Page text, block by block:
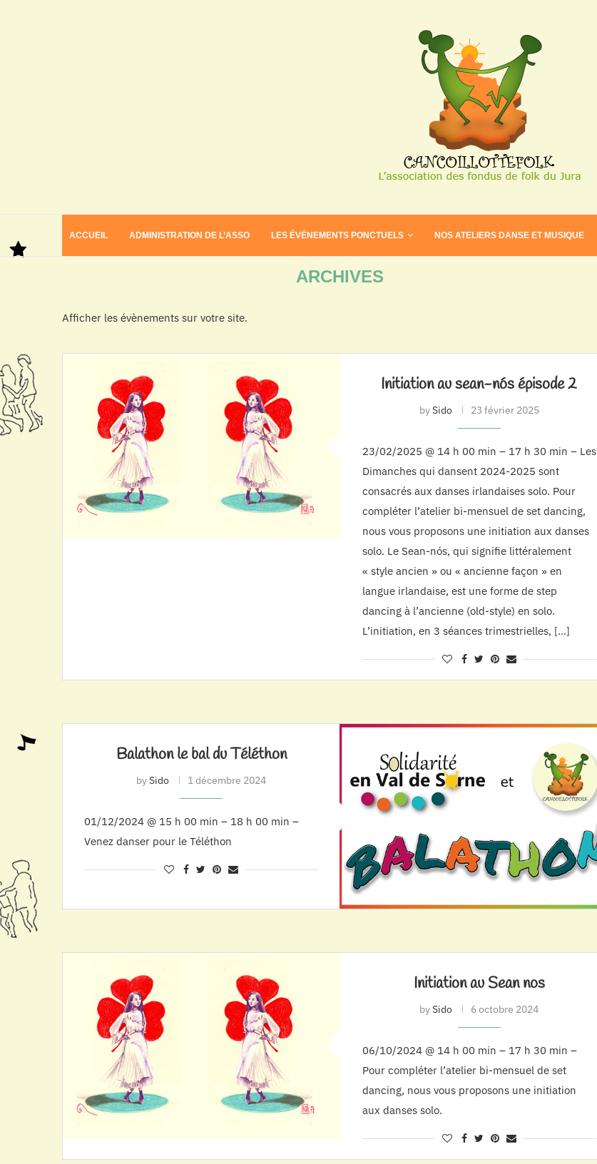
ACCUEIL ADMINISTRATION DE L’ASSO LES ÉVÉNEMENTS PONCTUELS NOS ATELIERS DANSE ET MUSIQUE
ARCHIVES
Afficher les évènements sur votre site.
Initiation au sean-nós épisode 2
bySido 23 février 2025
23/02/2025 @ 14 h 00 min – 17 h 30 min – Les
Dimanches qui dansent 2024-2025 sont
consacrés aux danses irlandaises solo. Pour
compléter l’atelier bi-mensuel de set dancing,
nous vous proposons une initiation aux danses
solo. Le Sean-nós, qui signifie littéralement
« style ancien » ou « ancienne façon » en
langue irlandaise, est une forme de step
dancing à l’ancienne (old-style) en solo.
L’initiation, en 3 séances trimestrielles, […]
Balathon le bal du Téléthon
bySido 1 décembre 2024
01/12/2024 @ 15 h 00 min – 18 h 00 min –
Venez danser pour le Téléthon
Initiation au Sean nos
bySido 6 octobre 2024
06/10/2024 @ 14 h 00 min – 17 h 30 min –
Pour compléter l’atelier bi-mensuel de set
dancing, nous vous proposons une initiation
aux danses solo.